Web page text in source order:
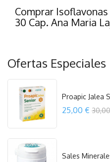
Comprar
30 Cap. Ana Maria
Ofertas Especiales
Precio
25,00 €